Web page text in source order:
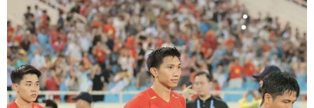
tính tôn nghiêm.